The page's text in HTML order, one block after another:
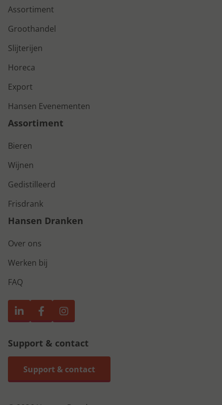
Assortiment
Groothandel
Slijterijen
Horeca
Export
Hansen Evenementen
Assortiment
Bieren
Wijnen
Gedistilleerd
Frisdrank
Hansen Dranken
Over ons
Werken bij
FAQ
Support & contact
Support & contact